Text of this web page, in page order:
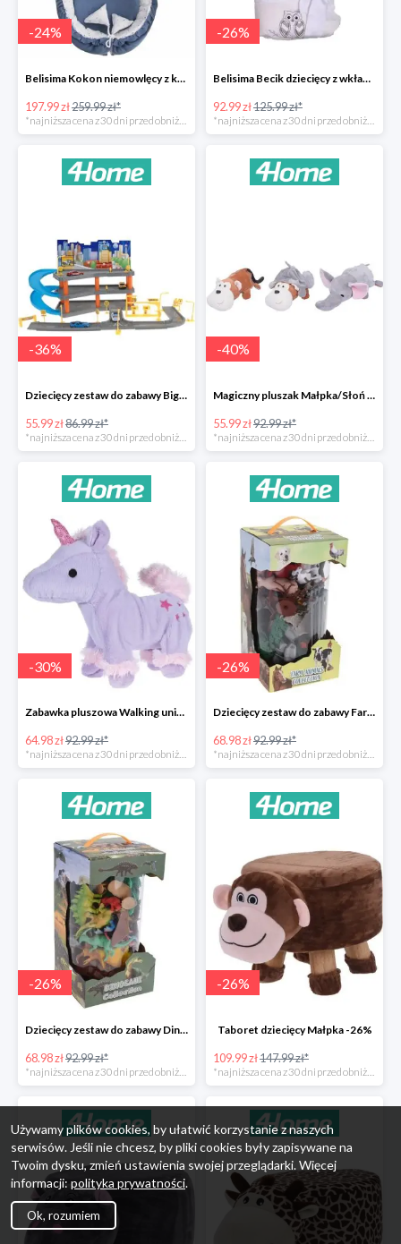
-24%
Belisima Kokon niemowlęcy z kołderką Angel Baby-23%
197.99 zł259.99 zł*
-26%
Belisima Becik dziecięcy z wkładem kokosowym Inteligentna sówka -26%
92.99 zł125.99 zł*
-36%
Dziecięcy zestaw do zabawy Big garage -36%
55.99 zł86.99 zł*
*najniższa cena z 30 dni przed obniżką
-40%
Magiczny pluszak Małpka/Słoń -40%
55.99 zł92.99 zł*
*najniższa cena z 30 dni przed obniżką
-30%
Zabawka pluszowa Walking unicorn -30%
64.98 zł92.99 zł*
*najniższa cena z 30 dni przed obniżką
-26%
Dziecięcy zestaw do zabawy Farm animals Collection -26%
68.98 zł92.99 zł*
*najniższa cena z 30 dni przed obniżką
-26%
Dziecięcy zestaw do zabawy Dinosaur Collection -26%
68.98 zł92.99 zł*
-26%
Taboret dziecięcy Małpka -26%
109.99 zł147.99 zł*
Używamy plików cookies, by ułatwić korzystanie z naszych
serwisów. Jeśli nie chcesz, by pliki cookies były zapisywane na
Twoim dysku, zmień ustawienia swojej przeglądarki. Więcej
informacji: polityka prywatności.
Ok, rozumiem